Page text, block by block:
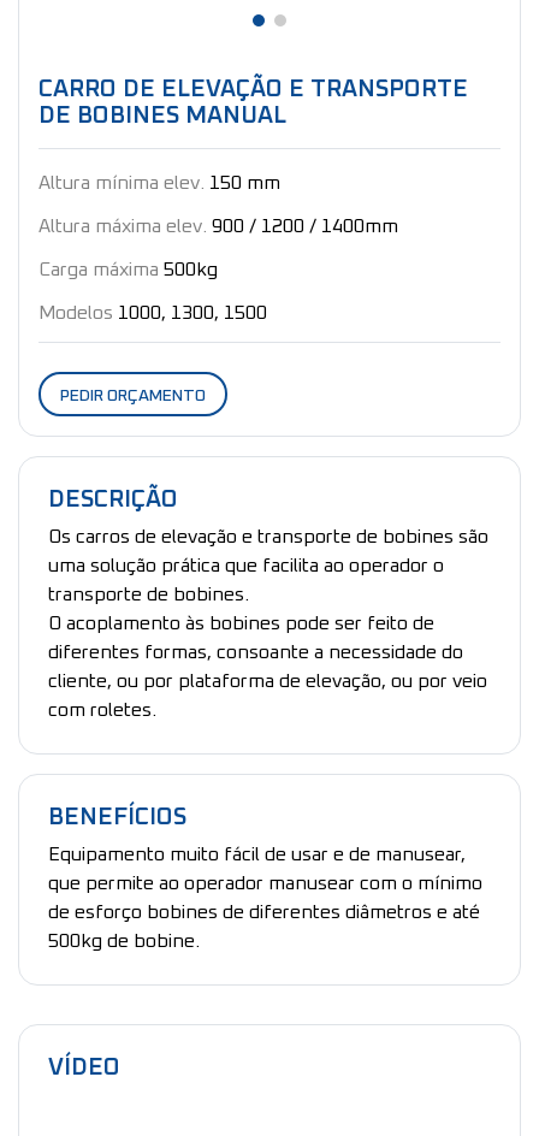
CARRO DE ELEVAÇÃO E TRANSPORTE
DE BOBINES MANUAL
Altura mínima elev. 150 mm
Altura máxima elev. 900 / 1200 / 1400mm
Carga máxima 500kg
Modelos 1000, 1300, 1500
PEDIR ORÇAMENTO
DESCRIÇÃO
Os carros de elevação e transporte de bobines são
uma solução prática que facilita ao operador o
transporte de bobines.
O acoplamento às bobines pode ser feito de
diferentes formas, consoante a necessidade do
cliente, ou por plataforma de elevação, ou por veio
com roletes.
BENEFÍCIOS
Equipamento muito fácil de usar e de manusear,
que permite ao operador manusear com o mínimo
de esforço bobines de diferentes diâmetros e até
500kg de bobine.
VÍDEO